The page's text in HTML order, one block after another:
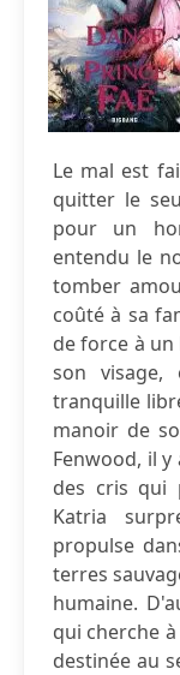
Le mal est
quitter le
pour un
entendu le
tomber
coûté à sa
de force à
son
tranquille
manoir de
Fenwood, il
des cris qui
Katria
propulse
terres
humaine.
qui cherche
destinée au